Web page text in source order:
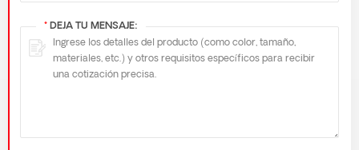
* DEJA TU MENSAJE: